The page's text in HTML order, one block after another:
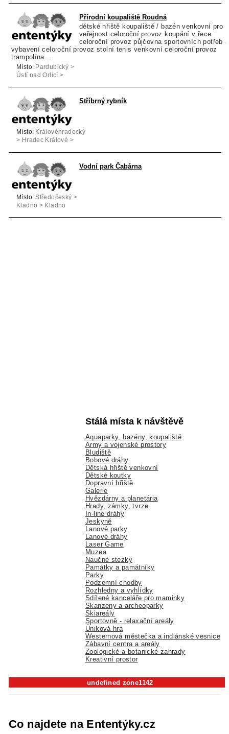
Přírodní koupaliště Roudná
dětské hřiště koupaliště / bazén venkovní pro
veřejnost celoroční provoz koupání v řece
celoroční provoz půjčovna sportovních potřeb a
vybavení celoroční provoz stolní tenis venkovní celoroční provoz
trampolína...
Místo: Pardubický >
Ústí nad Orlicí >
Stříbrný rybník
Místo: Královéhradecký
> Hradec Králové >
Vodní park Čabárna
Místo: Středočeský >
Kladno > Kladno
Stálá místa k návštěvě
Aquaparky, bazény, koupaliště
Army a vojenské prostory
Bludiště
Bobové dráhy
Dětská hřiště venkovní
Dětské koutky
Dopravní hřiště
Galerie
Hvězdárny a planetária
Hrady, zámky, tvrze
In-line dráhy
Jeskyně
Lanové parky
Lanové dráhy
Laser Game
Muzea
Naučné stezky
Památky a památníky
Parky
Podzemní chodby
Rozhledny a vyhlídky
Sdílené kanceláře pro maminky
Skanzeny a archeoparky
Skiareály
Sportovně - relaxační areály
Úniková hra
Westernová městečka a indiánské vesnice
Zábavní centra a areály
Zoologické a botanické zahrady
Kreativní prostor
undefined zone1142
Co najdete na Ententýky.cz